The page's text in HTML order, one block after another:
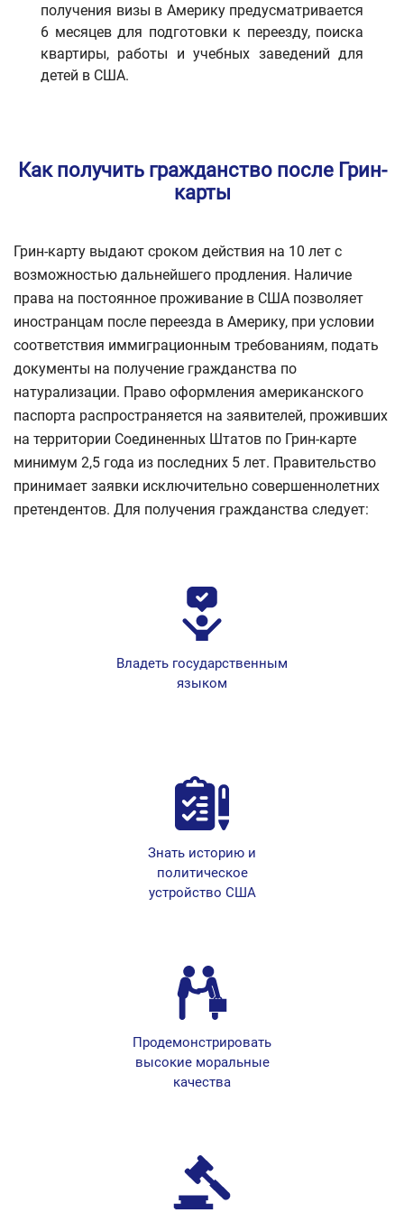
получения визы в Америку предусматривается
6 месяцев для подготовки к переезду, поиска
квартиры, работы и учебных заведений для
детей в США.
Как получить гражданство после Грин-
карты
Грин-карту выдают сроком действия на 10 лет с
возможностью дальнейшего продления. Наличие
права на постоянное проживание в США позволяет
иностранцам после переезда в Америку, при условии
соответствия иммиграционным требованиям, подать
документы на получение гражданства по
натурализации. Право оформления американского
паспорта распространяется на заявителей, проживших
на территории Соединенных Штатов по Грин-карте
минимум 2,5 года из последних 5 лет. Правительство
принимает заявки исключительно совершеннолетних
претендентов. Для получения гражданства следует:
Владеть государственным
языком
Знать историю и
политическое
устройство США
Продемонстрировать
высокие моральные
качества